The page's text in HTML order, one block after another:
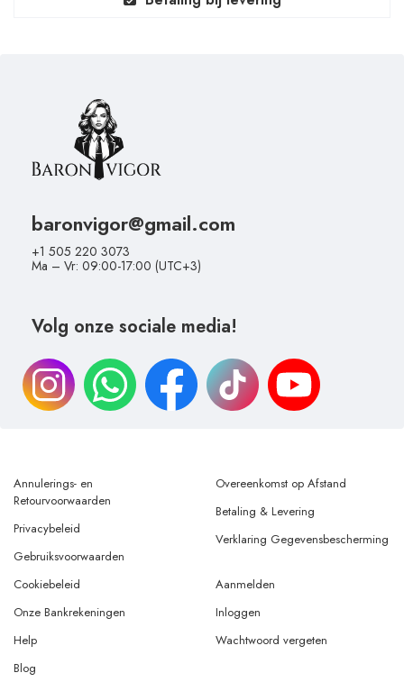
baronvigor@gmail.com
+1 505 220 3073
Ma – Vr: 09:00-17:00 (UTC+3)
Volg onze sociale media!
Annulerings- en
Retourvoorwaarden
Privacybeleid
Gebruiksvoorwaarden
Overeenkomst op Afstand
Betaling & Levering
Verklaring Gegevensbescherming
Cookiebeleid
Onze Bankrekeningen
Help
Aanmelden
Inloggen
Wachtwoord vergeten
Blog